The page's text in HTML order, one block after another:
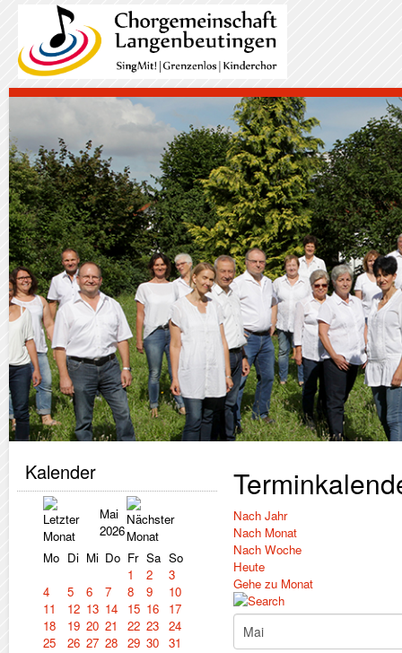
Kalender
Mai
2026
Mo Di Mi Do Fr Sa So
1
2
3
4
5 6 7 8 9
10
11
12 13 14 15 16
17
18
19 20 21 22 23
24
25
26 27 28 29 30
31
Nach Jahr
Nach Monat
Nach Woche
Heute
Gehe zu Monat